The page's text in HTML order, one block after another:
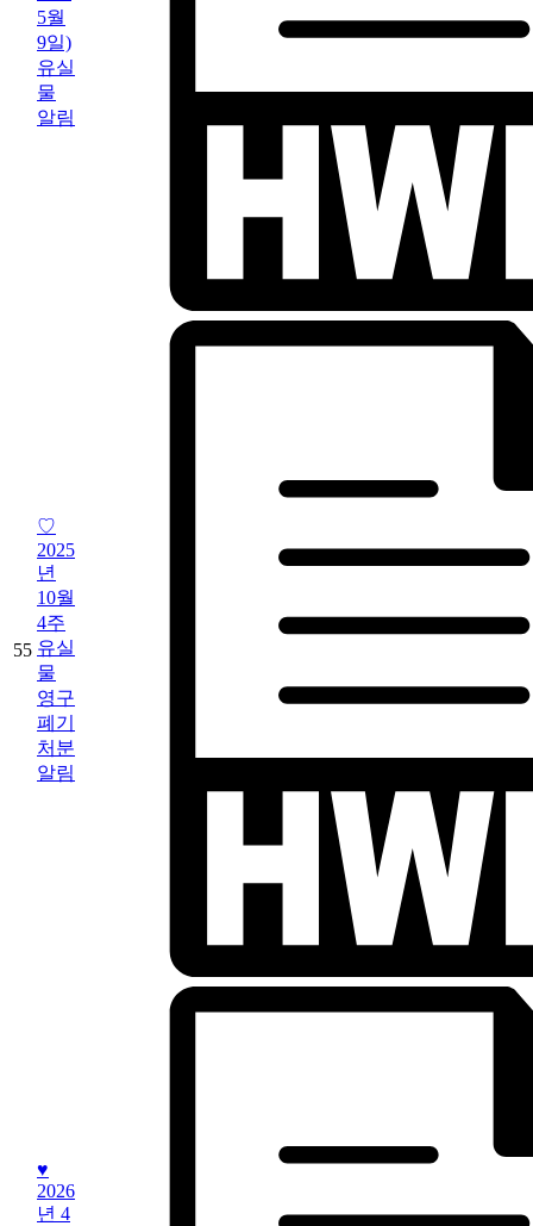
5월
9일)
유실
물
알림
55
♡
2025
년
10월
4주
유실
물
영구
폐기
처분
알림
♥
2026
년 4